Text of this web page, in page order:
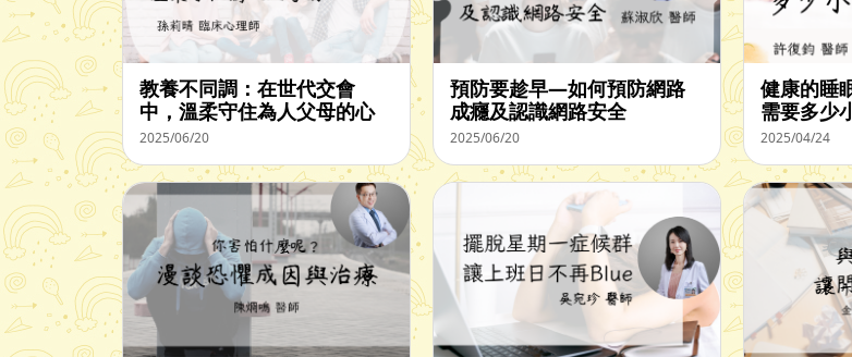
教養不同調：在世代交會
中，溫柔守住為人父母的心
2025/06/20
預防要趁早—如何預防網路
成癮及認識網路安全
2025/06/20
健康的睡
需要多少
2025/04/24